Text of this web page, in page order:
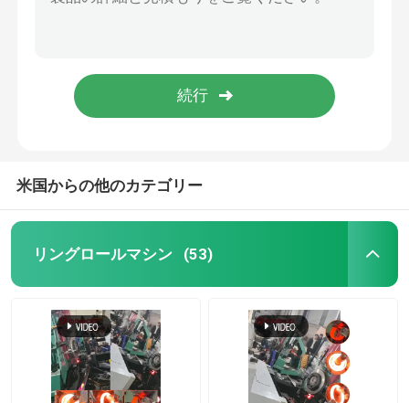
リングロールマシン
横回りリングローリングマシン
鍛造スクリュープレス
米国からの他のカテゴリー
リングロールマシン (53)